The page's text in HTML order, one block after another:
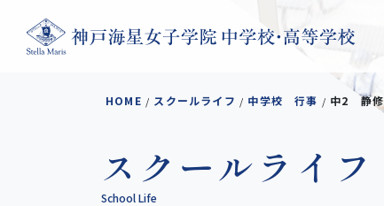
HOME / スクールライフ / 中学校 行事 / 中2 静修
スクールライフ
School Life